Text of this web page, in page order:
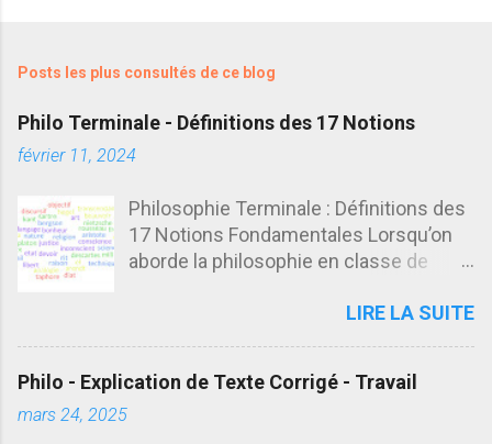
m
e
n
a
i
r
s
Posts les plus consultés de ce blog
Philo Terminale - Définitions des 17 Notions
février 11, 2024
Philosophie Terminale : Définitions des
17 Notions Fondamentales Lorsqu’on
aborde la philosophie en classe de
de définitions claires des notions
être complétées, enrichies et
LIRE LA SUITE
Philo - Explication de Texte Corrigé - Travail
mars 24, 2025